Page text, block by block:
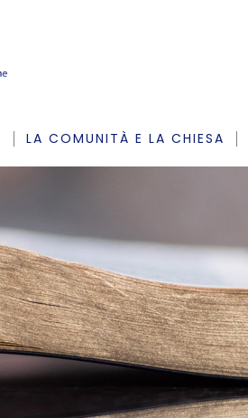
LA COMUNITÀ E LA CHIESA